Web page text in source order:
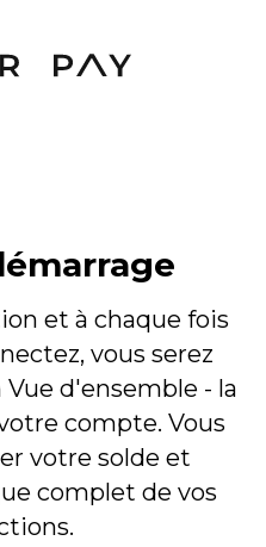
et à chaque fois
vous serez
d'ensemble - la
compte. Vous
votre solde et
complet de vos